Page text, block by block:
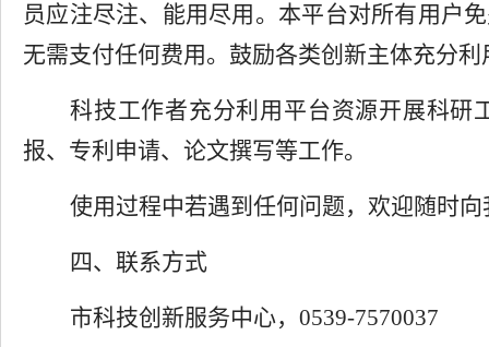
员应注尽注、能用尽用。本平台对所有用户
无需支付任何费用。鼓励各类创新主体充分
科技工作者充分利用平台资源开展科研
报、 专利申请、论文撰写等工作。
使用过程中若遇到任何问题，欢迎随时
四、联系方式
市科技创新服务中心， 0539-7570037